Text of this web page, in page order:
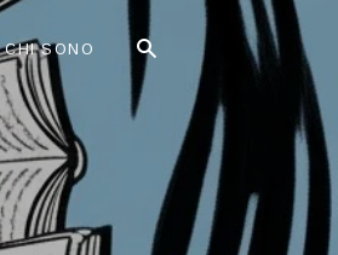
CHI SONO